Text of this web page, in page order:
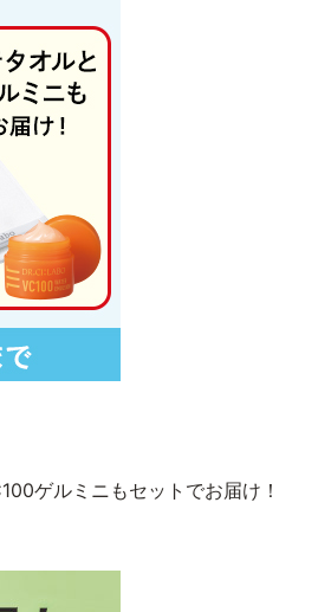
ゲルミニもセットでお届け！